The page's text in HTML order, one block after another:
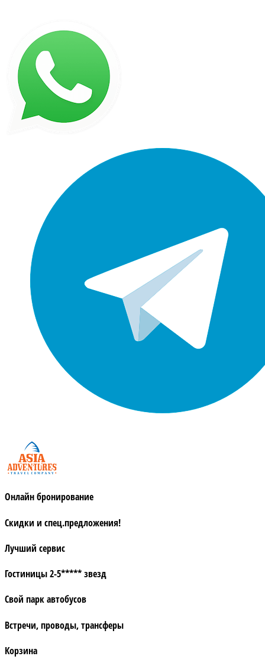
Онлайн бронирование
Скидки и спец.предложения!
Лучший сервис
Гостиницы 2-5***** звезд
Свой парк автобусов
Встречи, проводы, трансферы
Корзина